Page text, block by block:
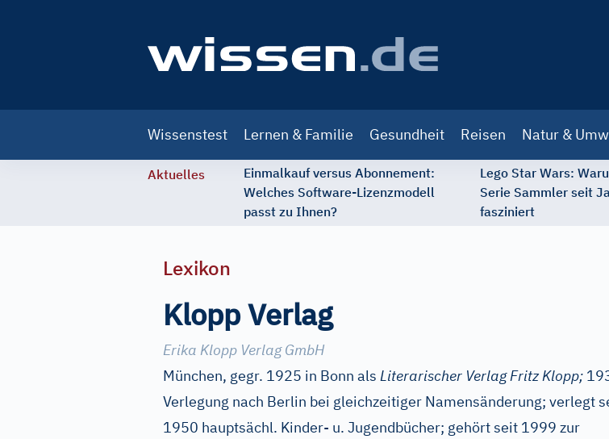
navigation
Wissenstest Lernen & Familie Gesundheit Reisen Natur &
Aktuelles
Einmalkauf versus Abonnement:
Welches Software-Lizenzmodell
passt zu Ihnen?
Lego Star Wars:
Serie Sammler seit
fasziniert
Lexikon
Klopp Verlag
Erika Klopp Verlag GmbH
München, gegr. 1925 in Bonn als Literarischer Verlag Fritz Klopp;
Verlegung nach Berlin bei gleichzeitiger Namensänderung; verlegt
1950 hauptsächl. Kinder- u. Jugendbücher; gehört seit 1999 zur